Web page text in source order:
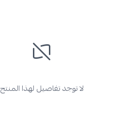
لا توجد تفاصيل لهذا المنتج